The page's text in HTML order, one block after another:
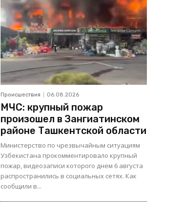
Происшествия 06.08.2026
МЧС: крупный пожар
произошел в Зангиатинском
районе Ташкентской области
Министерство по чрезвычайным ситуациям
Узбекистана прокомментировало крупный
пожар, видеозаписи которого днем 6 августа
распространились в социальных сетях. Как
сообщили в...